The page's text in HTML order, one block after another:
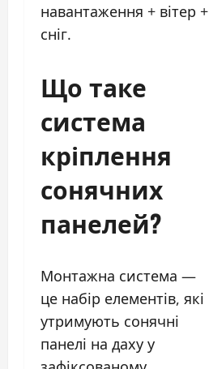
навантаження + вітер +
сніг.
Що таке
система
кріплення
сонячних
панелей?
Монтажна система —
це набір елементів, які
утримують сонячні
панелі на даху у